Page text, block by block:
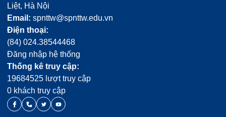
Liệt, Hà Nội
Email: spnttw@spnttw.edu.vn
Điện thoại:
(84) 024.38544468
Đăng nhập hệ thống
Thống kê truy cập:
19684525 lượt truy cập
0 khách truy cập